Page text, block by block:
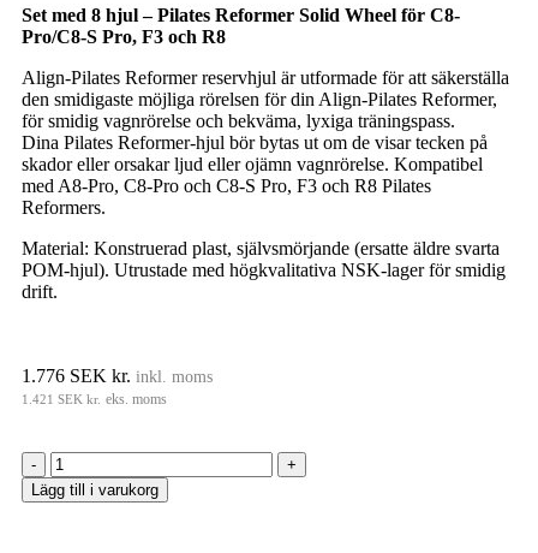
Set med 8 hjul – Pilates Reformer Solid Wheel för C8-
Pro/C8-S Pro, F3 och R8
Align-Pilates Reformer reservhjul är utformade för att säkerställa
den smidigaste möjliga rörelsen för din Align-Pilates Reformer,
för smidig vagnrörelse och bekväma, lyxiga träningspass.
Dina Pilates Reformer-hjul bör bytas ut om de visar tecken på
skador eller orsakar ljud eller ojämn vagnrörelse. Kompatibel
med A8-Pro, C8-Pro och C8-S Pro, F3 och R8 Pilates
Reformers.
Material: Konstruerad plast, självsmörjande (ersatte äldre svarta
POM-hjul). Utrustade med högkvalitativa NSK-lager för smidig
drift.
1.776 SEK kr. inkl. moms
1.421 SEK kr. eks. moms
Lägg till i varukorg